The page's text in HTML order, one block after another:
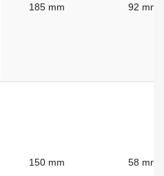
185 mm 92 mm
150 mm 58 mm